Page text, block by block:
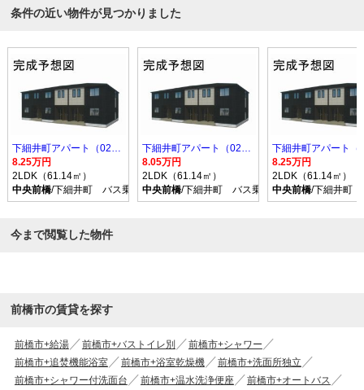
条件の近い物件が見つかりました
下細井町アパート（028808001）
8.25万円
2LDK（61.14㎡）
中央前橋/下細井町 バス乗車時間8分 停歩7分
下細井町アパート（028808001）
8.05万円
2LDK（61.14㎡）
中央前橋/下細井町 バス乗車時間8分 停歩7分
8.25万円
2LDK（61.14㎡）
中央前橋/下細井町
今まで閲覧した物件
前橋市の賃貸を探す
前橋市+給湯 前橋市+バストイレ別
前橋市+シャワー
前橋市+追焚機能浴室
前橋市+浴室乾燥機
前橋市+洗面所独立
前橋市+シャワー付洗面台
前橋市+温水洗浄便座
前橋市+オートバス